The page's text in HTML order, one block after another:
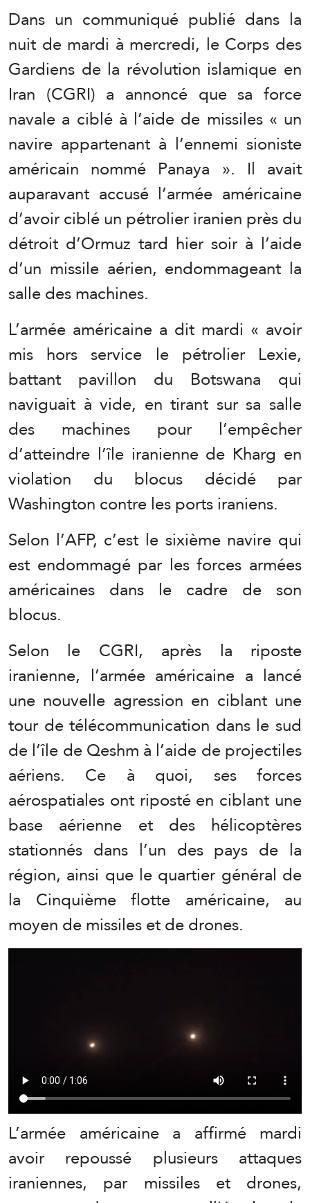
Dans un communiqué publié dans la
nuit de mardi à mercredi, le Corps des
Gardiens de la révolution islamique en
Iran (CGRI) a annoncé que sa force
navale a ciblé à l’aide de missiles « un
navire appartenant à l’ennemi sioniste
américain nommé Panaya ». Il avait
auparavant accusé l’armée américaine
d’avoir ciblé un pétrolier iranien près du
détroit d’Ormuz tard hier soir à l’aide
d’un missile aérien, endommageant la
salle des machines.
L’armée américaine a dit mardi « avoir
mis hors service le pétrolier Lexie,
battant pavillon du Botswana qui
naviguait à vide, en tirant sur sa salle
des machines pour l’empêcher
d’atteindre l’île iranienne de Kharg en
violation du blocus décidé par
Washington contre les ports iraniens.
Selon l’AFP, c’est le sixième navire qui
est endommagé par les forces armées
américaines dans le cadre de son
blocus.
Selon le CGRI, après la riposte
iranienne, l’armée américaine a lancé
une nouvelle agression en ciblant une
tour de télécommunication dans le sud
de l’île de Qeshm à l’aide de projectiles
aériens. Ce à quoi, ses forces
aérospatiales ont riposté en ciblant une
base aérienne et des hélicoptères
stationnés dans l’un des pays de la
région, ainsi que le quartier général de
la Cinquième flotte américaine, au
moyen de missiles et de drones.
L’armée américaine a affirmé mardi
avoir repoussé plusieurs attaques
iraniennes, par missiles et drones,